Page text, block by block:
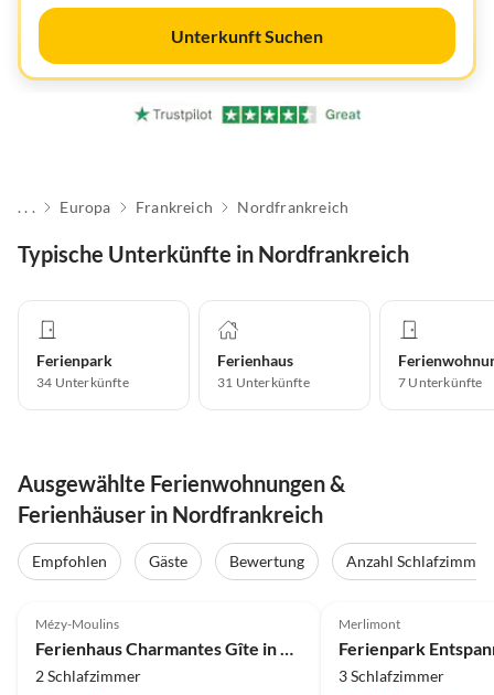
Unterkunft Suchen
. . . Europa Frankreich Nordfrankreich
Typische Unterkünfte in Nordfrankreich
Ferienpark
34 Unterkünfte
Ferienhaus
31 Unterkünfte 7 Unterkünfte
Ausgewählte Ferienwohnungen &
Ferienhäuser in Nordfrankreich
Empfohlen Gäste Bewertung
Anzahl Schlafzimmer
Mézy-Moulins
2 Schlafzimmer
Merlimont
3 Schlafzimmer